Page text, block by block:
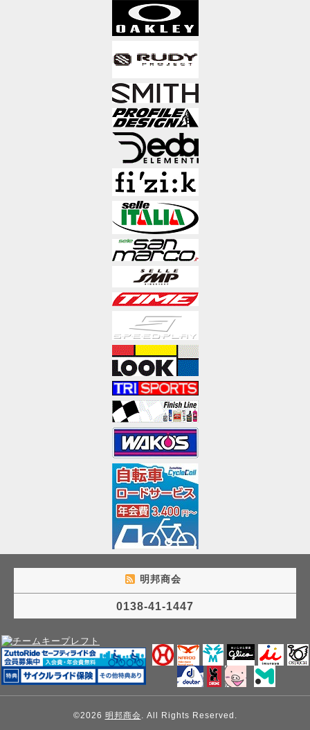
明邦商会
0138-41-1447
©2026 明邦商会. All Rights Reserved.